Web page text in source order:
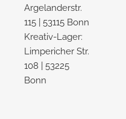
Argelanderstr.
115 | 53115 Bonn
Kreativ-Lager:
Limpericher Str.
108 | 53225
Bonn